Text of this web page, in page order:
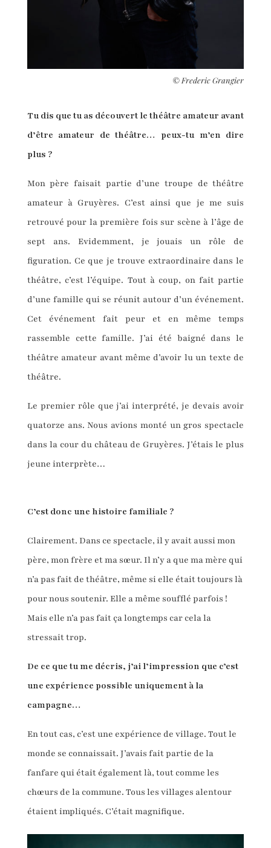
© Frederic Grangier
Tu dis que tu as découvert le théâtre amateur avant
d’être amateur de théâtre… peux-tu m’en dire
plus ?
Mon père faisait partie d’une troupe de théâtre
amateur à Gruyères. C’est ainsi que je me suis
retrouvé pour la première fois sur scène à l’âge de
sept ans. Evidemment, je jouais un rôle de
figuration. Ce que je trouve extraordinaire dans le
théâtre, c’est l’équipe. Tout à coup, on fait partie
d’une famille qui se réunit autour d’un événement.
Cet événement fait peur et en même temps
rassemble cette famille. J’ai été baigné dans le
théâtre amateur avant même d’avoir lu un texte de
théâtre.
Le premier rôle que j’ai interprété, je devais avoir
quatorze ans. Nous avions monté un gros spectacle
dans la cour du château de Gruyères. J’étais le plus
jeune interprète…
C’est donc une histoire familiale ?
Clairement. Dans ce spectacle, il y avait aussi mon
père, mon frère et ma sœur. Il n’y a que ma mère qui
n’a pas fait de théâtre, même si elle était toujours là
pour nous soutenir. Elle a même soufflé parfois !
Mais elle n’a pas fait ça longtemps car cela la
stressait trop.
De ce que tu me décris, j’ai l’impression que c’est
une expérience possible uniquement à la
campagne…
En tout cas, c’est une expérience de village. Tout le
monde se connaissait. J’avais fait partie de la
fanfare qui était également là, tout comme les
chœurs de la commune. Tous les villages alentour
étaient impliqués. C’était magnifique.